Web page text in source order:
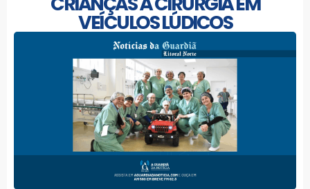
VEÍCULOS LÚDICOS